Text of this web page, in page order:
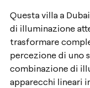
Questa villa a
di illuminazione
trasformare
percezione di uno
combinazione di
apparecchi lineari